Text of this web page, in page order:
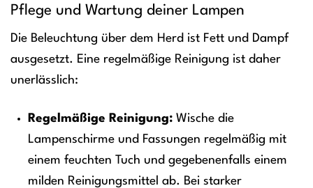
Pflege und Wartung deiner Lampen
Die Beleuchtung über dem Herd ist Fett und Dampf
ausgesetzt. Eine regelmäßige Reinigung ist daher
unerlässlich:
Regelmäßige Reinigung:Wische die
Lampenschirme und Fassungen regelmäßig mit
einem feuchten Tuch und gegebenenfalls einem
milden Reinigungsmittel ab. Bei starker